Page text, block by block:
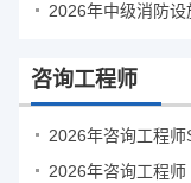
2026年中级消防
咨询工程师
2026年咨询工程师
2026年咨询工程